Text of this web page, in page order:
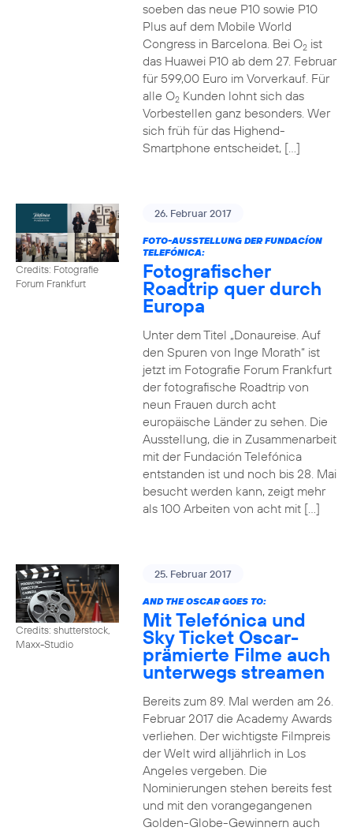
soeben das neue P10 sowie P10
Plus auf dem Mobile World
Congress in Barcelona. Bei O2ist
das Huawei P10 ab dem 27. Februar
für 599,00 Euro im Vorverkauf. Für
alle O2Kunden lohnt sich das
Vorbestellen ganz besonders. Wer
sich früh für das Highend-
Smartphone entscheidet, […]
Credits: Fotografie
Forum Frankfurt
26. Februar 2017
FOTO-AUSSTELLUNG DER FUNDACÍON
TELEFÓNICA:
Fotografischer
Roadtrip quer durch
Europa
Unter dem Titel „Donaureise. Auf
den Spuren von Inge Morath“ ist
jetzt im Fotografie Forum Frankfurt
der fotografische Roadtrip von
neun Frauen durch acht
europäische Länder zu sehen. Die
Ausstellung, die in Zusammenarbeit
mit der Fundación Telefónica
entstanden ist und noch bis 28. Mai
besucht werden kann, zeigt mehr
als 100 Arbeiten von acht mit […]
Credits: shutterstock,
Maxx-Studio
25. Februar 2017
AND THE OSCAR GOES TO:
Mit Telefónica und
Sky Ticket Oscar-
prämierte Filme auch
unterwegs streamen
Bereits zum 89. Mal werden am 26.
Februar 2017 die Academy Awards
verliehen. Der wichtigste Filmpreis
der Welt wird alljährlich in Los
Angeles vergeben. Die
Nominierungen stehen bereits fest
und mit den vorangegangenen
Golden-Globe-Gewinnern auch